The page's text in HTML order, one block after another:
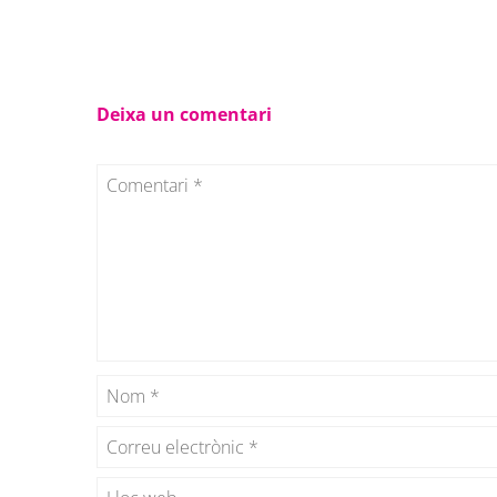
Deixa un comentari